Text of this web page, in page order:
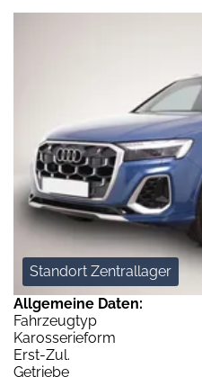
Standort Zentrallager
Allgemeine Daten:
Fahrzeugtyp
Karosserieform
Erst-Zul.
Getriebe